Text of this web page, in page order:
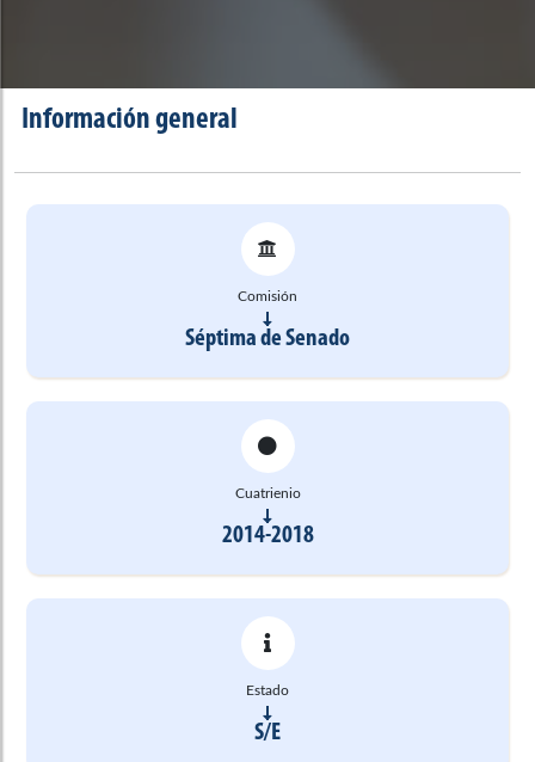
Información general
Comisión
Séptima de Senado
Cuatrienio
2014-2018
Estado
S/E